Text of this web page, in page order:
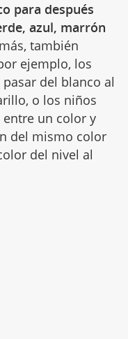
para después
azul, marrón
también
ejemplo, los
del blanco al
o los niños
un color y
del mismo color
del nivel al